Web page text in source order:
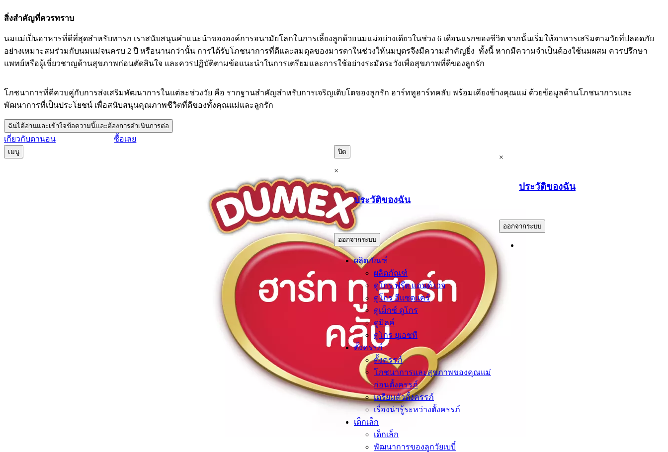
สิ่งสำคัญที่ควรทราบ
นมแม่เป็นอาหารที่ดีที่สุดสำหรับทารก เราสนับสนุนคำแนะนำขององค์การอนามัยโลกในการเลี้ยงลูกด้วยนมแม่อย่างเดียวในช่วง 6 เดือนแรกของชีวิต จากนั้นเริ่มให้อาหารเสริมตามวัยที่ปลอดภัย
อย่างเหมาะสมร่วมกับนมแม่จนครบ 2 ปี หรือนานกว่านั้น การได้รับโภชนาการที่ดีและสมดุลของมารดาในช่วงให้นมบุตรจึงมีความสำคัญยิ่ง ทั้งนี้ หากมีความจำเป็นต้องใช้นมผสม ควรปรึกษา
แพทย์หรือผู้เชี่ยวชาญด้านสุขภาพก่อนตัดสินใจ และควรปฏิบัติตามข้อแนะนำในการเตรียมและการใช้อย่างระมัดระวังเพื่อสุขภาพที่ดีของลูกรัก
โภชนาการที่ดีควบคู่กับการส่งเสริมพัฒนาการในแต่ละช่วงวัย คือ รากฐานสำคัญสำหรับการเจริญเติบโตของลูกรัก ฮาร์ททูฮาร์ทคลับ พร้อมเคียงข้างคุณแม่ ด้วยข้อมูลด้านโภชนาการและ
พัฒนาการที่เป็นประโยชน์ เพื่อสนับสนุนคุณภาพชีวิตที่ดีของทั้งคุณแม่และลูกรัก
ฉันได้อ่านและเข้าใจข้อความนี้และต้องการดำเนินการต่อ
เกี่ยวกับดานอน ซื้อเลย
เมนู ปิด
×
ประวัติของฉัน
.
ออกจากระบบ
ผลิตภัณฑ์
ผลิตภัณฑ์
ดูโกร ฟรุ๊ต แอนด์ เวจ
ดูโกร อีแซดแคร์
ดูเม็กซ์ ดูโกร
ดูมิลค์
ดูโกร ยูเอชที
ตั้งครรภ์​
ตั้งครรภ์​
โภชนาการและสุขภาพของคุณแม่
ก่อนตั้งครรภ์
เตรียมตัวตั้งครรภ์
เรื่องน่ารู้ระหว่างตั้งครรภ์
เด็กเล็ก​
เด็กเล็ก​
พัฒนาการของลูกวัยเบบี๋
×
ประวัติของฉัน
ออกจากระบบ